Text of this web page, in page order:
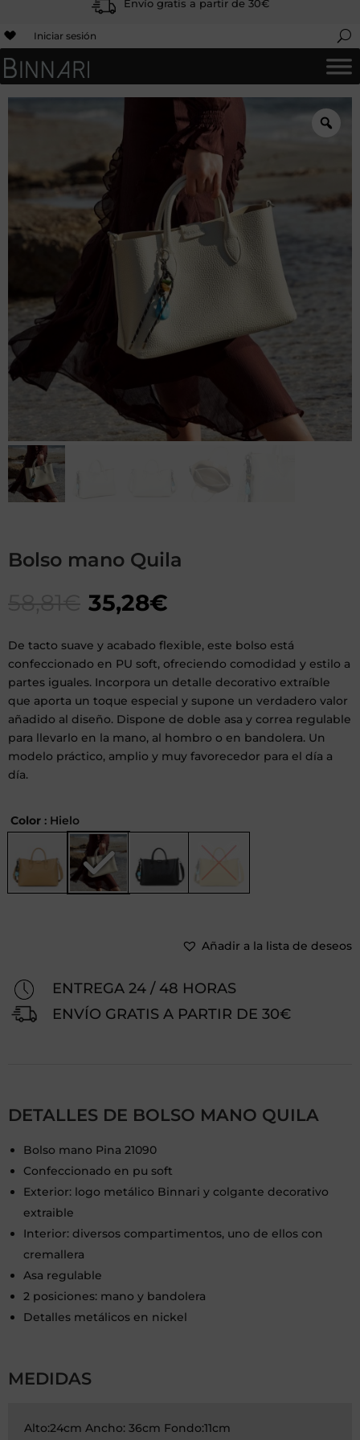
Envío gratis a partir de 30€
Iniciar sesión
Bolso mano Quila
35,28€
De tacto suave y acabado flexible, este bolso está
confeccionado en PU soft, ofreciendo comodidad y estilo a
partes iguales. Incorpora un detalle decorativo extraíble
que aporta un toque especial y supone un verdadero valor
añadido al diseño. Dispone de doble asa y correa regulable
para llevarlo en la mano, al hombro o en bandolera. Un
modelo práctico, amplio y muy favorecedor para el día a
día.
Color : Hielo
Añadir a la lista de deseos
ENTREGA 24 / 48 HORAS
ENVÍO GRATIS A PARTIR DE 30€
DETALLES DE BOLSO MANO QUILA
Bolso mano Pina 21090
Confeccionado en pu soft
Exterior: logo metálico Binnari y colgante decorativo
extraible
Interior: diversos compartimentos, uno de ellos con
cremallera
Asa regulable
2 posiciones: mano y bandolera
Detalles metálicos en nickel
MEDIDAS
Alto:24cm Ancho: 36cm Fondo:11cm